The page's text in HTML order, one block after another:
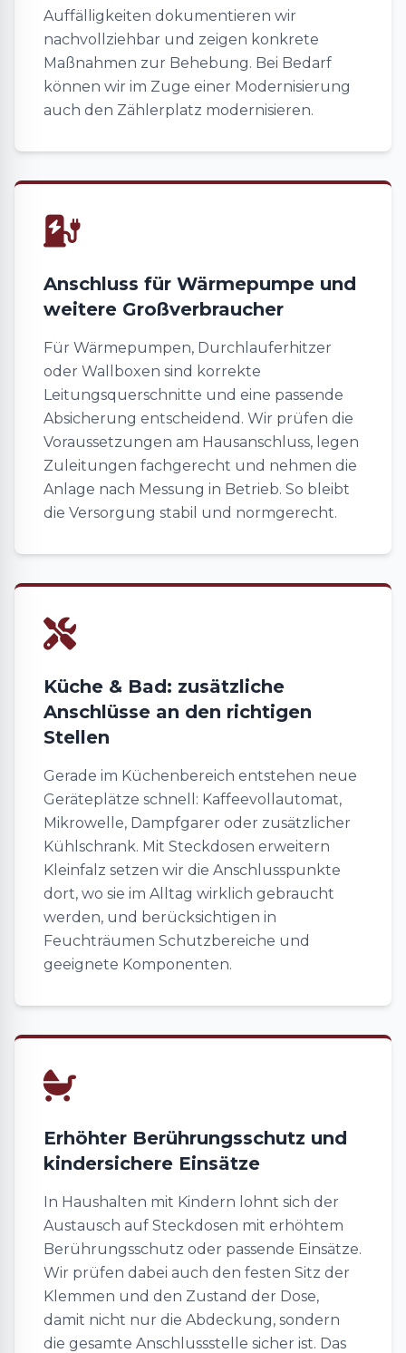
Auffälligkeiten dokumentieren wir
nachvollziehbar und zeigen konkrete
Maßnahmen zur Behebung. Bei Bedarf
können wir im Zuge einer Modernisierung
auch den Zählerplatz modernisieren.
Anschluss für Wärmepumpe und
weitere Großverbraucher
Für Wärmepumpen, Durchlauferhitzer
oder Wallboxen sind korrekte
Leitungsquerschnitte und eine passende
Absicherung entscheidend. Wir prüfen die
Voraussetzungen am Hausanschluss, legen
Zuleitungen fachgerecht und nehmen die
Anlage nach Messung in Betrieb. So bleibt
die Versorgung stabil und normgerecht.
Küche & Bad: zusätzliche
Anschlüsse an den richtigen
Stellen
Gerade im Küchenbereich entstehen neue
Geräteplätze schnell: Kaffeevollautomat,
Mikrowelle, Dampfgarer oder zusätzlicher
Kühlschrank. Mit Steckdosen erweitern
Kleinfalz setzen wir die Anschlusspunkte
dort, wo sie im Alltag wirklich gebraucht
werden, und berücksichtigen in
Feuchträumen Schutzbereiche und
geeignete Komponenten.
Erhöhter Berührungsschutz und
kindersichere Einsätze
In Haushalten mit Kindern lohnt sich der
Austausch auf Steckdosen mit erhöhtem
Berührungsschutz oder passende Einsätze.
Wir prüfen dabei auch den festen Sitz der
Klemmen und den Zustand der Dose,
damit nicht nur die Abdeckung, sondern
die gesamte Anschlussstelle sicher ist. Das